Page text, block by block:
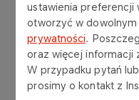
ustawienia preferencji
otworzyć w
prywatności.
oraz więcej informacji
W przypadku pytań
prosimy o kontakt z
Działalność
Funkcje wsparcia